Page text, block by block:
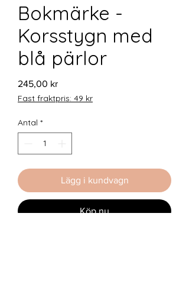
Bokmärke -
Korsstygn med
blå pärlor
245,00 krPris
Fast fraktpris: 49 kr
Antal *
Lägg i kundvagn
Köp nu